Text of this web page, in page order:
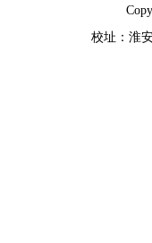
校址：淮